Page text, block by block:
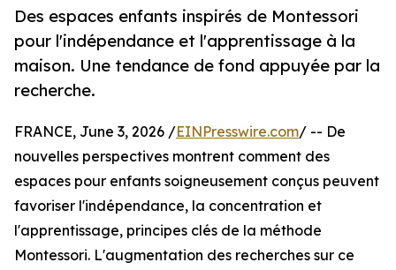
Des espaces enfants inspirés de Montessori
pour l'indépendance et l'apprentissage à la
maison. Une tendance de fond appuyée par la
recherche.
FRANCE, June 3, 2026 /EINPresswire.com/ -- De
nouvelles perspectives montrent comment des
espaces pour enfants soigneusement conçus peuvent
favoriser l'indépendance, la concentration et
l'apprentissage, principes clés de la méthode
Montessori. L'augmentation des recherches sur ce